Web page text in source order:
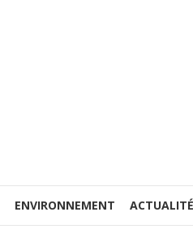
ENVIRONNEMENT